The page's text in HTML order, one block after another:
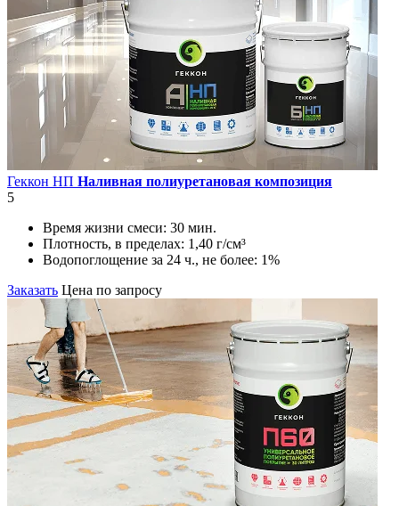
Геккон НП Наливная полиуретановая композиция
5
Время жизни смеси: 30 мин.
Плотность, в пределах: 1,40 г/см³
Водопоглощение за 24 ч., не более: 1%
Заказать Цена по запросу